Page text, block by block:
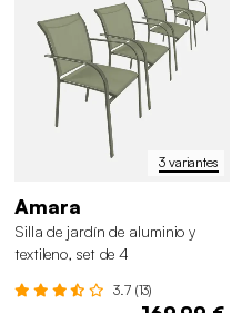
3 variantes
Amara
Silla de jardín de aluminio y
textileno, set de 4
3.7 (13)